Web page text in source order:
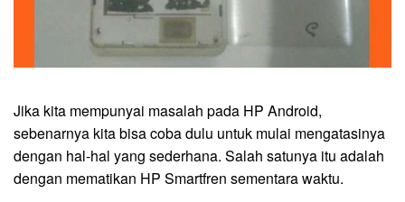
Jika kita mempunyai masalah pada HP Android,
sebenarnya kita bisa coba dulu untuk mulai mengatasinya
dengan hal-hal yang sederhana. Salah satunya itu adalah
dengan mematikan HP Smartfren sementara waktu.